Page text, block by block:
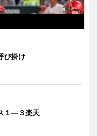
び掛け
１―３楽天